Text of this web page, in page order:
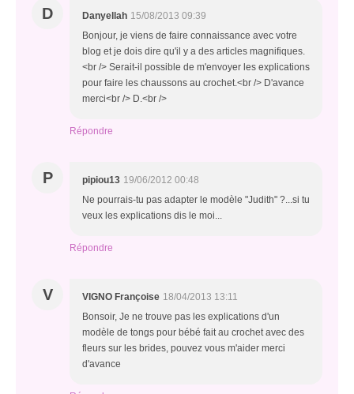
D Danyellah 15/08/2013 09:39
Bonjour, je viens de faire connaissance avec votre
blog et je dois dire qu'il y a des articles magnifiques.
<br /> Serait-il possible de m'envoyer les explications
pour faire les chaussons au crochet.<br /> D'avance
merci<br /> D.<br />
Répondre
P pipiou13 19/06/2012 00:48
Ne pourrais-tu pas adapter le modèle "Judith" ?...si tu
veux les explications dis le moi...
Répondre
V VIGNO Françoise 18/04/2013 13:11
Bonsoir, Je ne trouve pas les explications d'un
modèle de tongs pour bébé fait au crochet avec des
fleurs sur les brides, pouvez vous m'aider merci
d'avance